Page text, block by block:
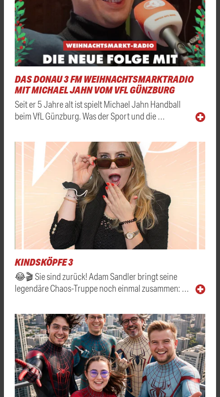
DAS DONAU 3 FM WEIHNACHTSMARKTRADIO
MIT MICHAEL JAHN VOM VFL GÜNZBURG
Seit er 5 Jahre alt ist spielt Michael Jahn Handball
beim VfL Günzburg. Was der Sport und die …
KINDSKÖPFE 3
😂🎬 Sie sind zurück! Adam Sandler bringt seine
legendäre Chaos-Truppe noch einmal zusammen: …